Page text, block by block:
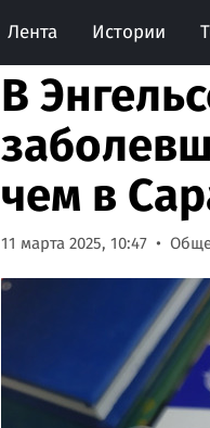
Лента Истории
В
чем в
11 марта 2025, 10:47